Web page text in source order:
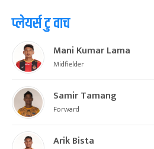
प्लेयर्स टु वाच
Mani Kumar Lama
Midfielder
Samir Tamang
Forward
Arik Bista